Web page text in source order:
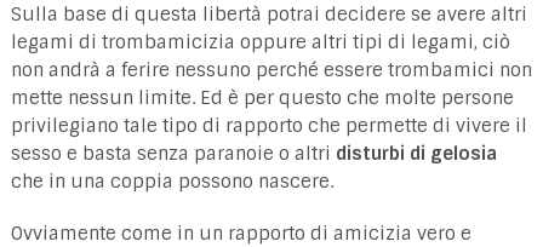
Sulla base di questa libertà potrai decidere se avere altri
legami di trombamicizia oppure altri tipi di legami, ciò
non andrà a ferire nessuno perché essere trombamici non
mette nessun limite. Ed è per questo che molte persone
privilegiano tale tipo di rapporto che permette di vivere il
sesso e basta senza paranoie o altri disturbi di gelosia
che in una coppia possono nascere.
Ovviamente come in un rapporto di amicizia vero e